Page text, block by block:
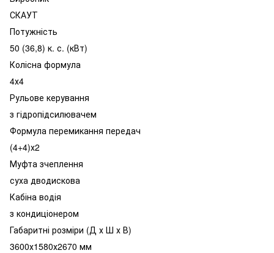
СКАУТ
Потужність
50 (36,8) к. с. (кВт)
Колісна формула
4х4
Рульове керування
з гідропідсилювачем
Формула перемикання передач
(4+4)х2
Муфта зчеплення
суха дводискова
Кабіна водія
з кондиціонером
Габаритні розміри (Д х Ш х В)
3600х1580х2670 мм